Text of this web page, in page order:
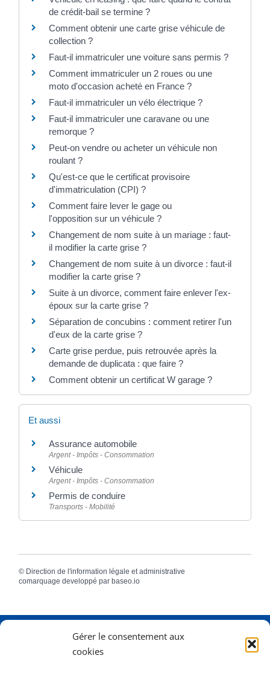
Gérer le consentement aux
cookies
de crédit-bail se termine ?
Comment obtenir une carte grise véhicule de
collection ?
Faut-il immatriculer une voiture sans permis ?
Comment immatriculer un 2 roues ou une
moto d'occasion acheté en France ?
Faut-il immatriculer un vélo électrique ?
Faut-il immatriculer une caravane ou une
remorque ?
Peut-on vendre ou acheter un véhicule non
roulant ?
Qu'est-ce que le certificat provisoire
d'immatriculation (CPI) ?
Comment faire lever le gage ou
l'opposition sur un véhicule ?
Changement de nom suite à un mariage : faut-
il modifier la carte grise ?
Changement de nom suite à un divorce : faut-il
modifier la carte grise ?
Suite à un divorce, comment faire enlever l'ex-
époux sur la carte grise ?
Séparation de concubins : comment retirer l'un
d'eux de la carte grise ?
Carte grise perdue, puis retrouvée après la
demande de duplicata : que faire ?
Comment obtenir un certificat W garage ?
Et aussi
Assurance automobile
Argent - Impôts - Consommation
Véhicule
Argent - Impôts - Consommation
Permis de conduire
Transports - Mobilité
© Direction de l'information légale et administrative
comarquage developpé par baseo.io
2 Rue Dame Pernette